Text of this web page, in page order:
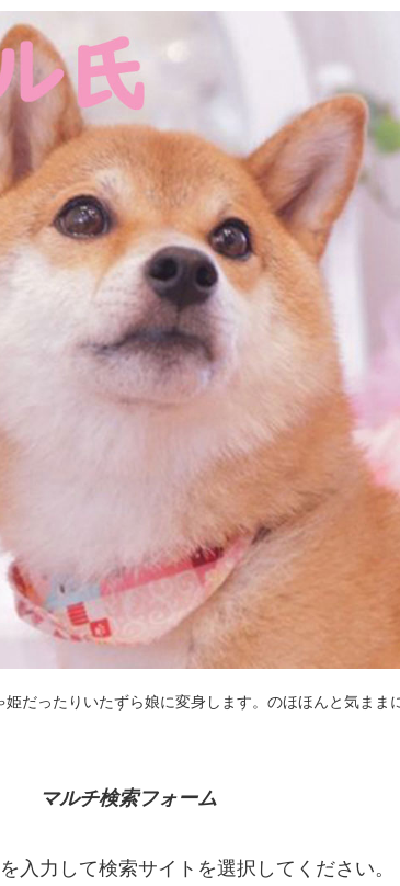
だったりいたずら娘に変身します。のほほんと気まま
マルチ検索フォーム
入力して検索サイトを選択してください。